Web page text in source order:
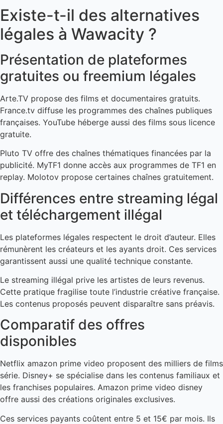
Existe-t-il des alternatives
légales à Wawacity ?
Présentation de plateformes
gratuites ou freemium légales
Arte.TV propose des films et documentaires gratuits.
France.tv diffuse les programmes des chaînes publiques
françaises. YouTube héberge aussi des films sous licence
gratuite.
Pluto TV offre des chaînes thématiques financées par la
publicité. MyTF1 donne accès aux programmes de TF1 en
replay. Molotov propose certaines chaînes gratuitement.
Différences entre streaming légal
et téléchargement illégal
Les plateformes légales respectent le droit d’auteur. Elles
rémunèrent les créateurs et les ayants droit. Ces services
garantissent aussi une qualité technique constante.
Le streaming illégal prive les artistes de leurs revenus.
Cette pratique fragilise toute l’industrie créative française.
Les contenus proposés peuvent disparaître sans préavis.
Comparatif des offres
disponibles
Netflix amazon prime video proposent des milliers de films
série. Disney+ se spécialise dans les contenus familiaux et
les franchises populaires. Amazon prime video disney
offre aussi des créations originales exclusives.
Ces services payants coûtent entre 5 et 15€ par mois. Ils